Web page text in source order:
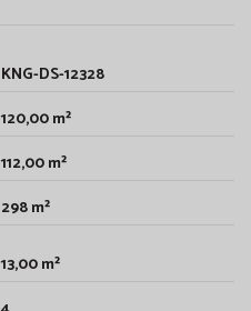
KNG-DS-12328
120,00 m²
112,00 m²
298 m²
13,00 m²